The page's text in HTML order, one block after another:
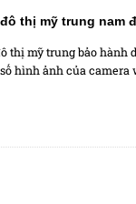
thị mỹ trung nam
thị mỹ trung bảo hành
hình ảnh của